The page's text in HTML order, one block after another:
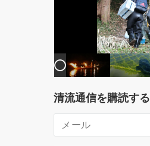
清流通信を購読する